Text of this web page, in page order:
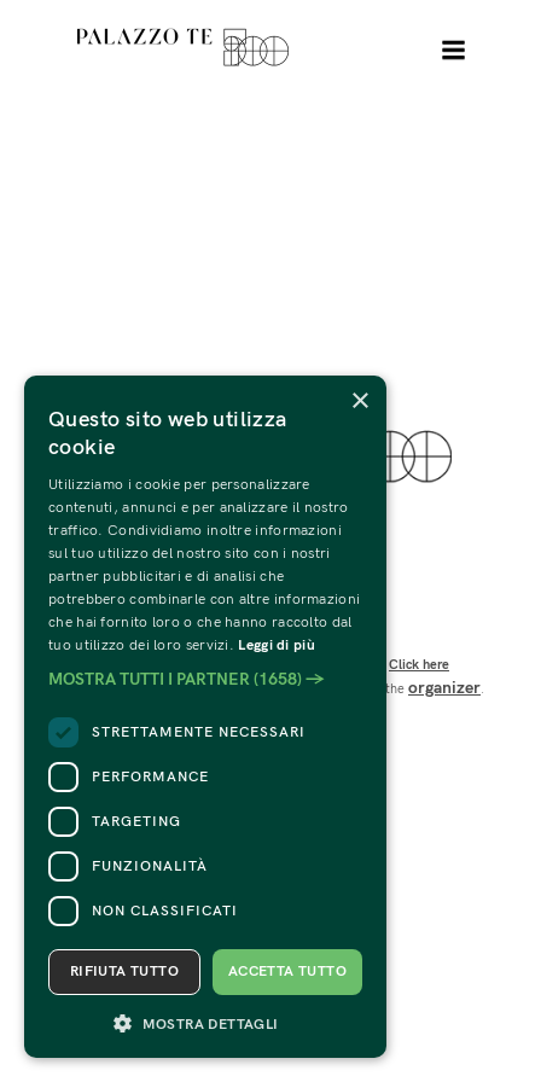
© 2022 Fondazione Palazzo Te
Tutti i Diritti Riservati
C.F. e P.IVA 01594270207
Codice SDI: USAL8PV
Viale Te n.19 – 46100 Mantova
CONTACTS
Click here
For information on the program and the event, contact the organizer.
×
Questo sito web utilizza
cookie
Utilizziamo i cookie per personalizzare
contenuti, annunci e per analizzare il nostro
traffico. Condividiamo inoltre informazioni
sul tuo utilizzo del nostro sito con i nostri
partner pubblicitari e di analisi che
potrebbero combinarle con altre informazioni
che hai fornito loro o che hanno raccolto dal
tuo utilizzo dei loro servizi. Leggi di più
MOSTRA TUTTI I PARTNER (1658) →
STRETTAMENTE NECESSARI
PERFORMANCE
TARGETING
FUNZIONALITÀ
NON CLASSIFICATI
ACCETTA TUTTO
RIFIUTA TUTTO
MOSTRA DETTAGLI